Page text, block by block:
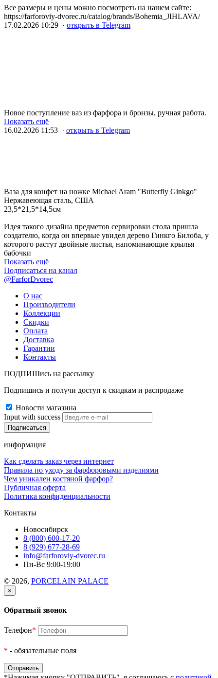
Все размеры и цены можно посмотреть на нашем сайте:
https://farforoviy-dvorec.ru/catalog/brands/Bohemia_JIHLAVA/
17.02.2026 10:29 · открыть в Telegram
Новое поступление ваз из фарфора и бронзы, ручная работа.
Показать ещё
16.02.2026 11:53 · открыть в Telegram
Ваза для конфет на ножке Michael Aram "Butterfly Ginkgo"
Нержавеющая сталь, США
23,5*21,5*14,5см
Идея такого дизайна предметов сервировки стола пришла
создателю, когда он впервые увидел дерево Гинкго Билоба, у
которого растут двойные листья, напоминающие крылья
бабочки
Показать ещё
Подписаться на канал
@FarforDvorec
О нас
Производители
Коллекции
Скидки
Оплата
Доставка
Гарантии
Контакты
ПОДПИШись на рассылку
Подпишись и получи доступ к скидкам и распродаже
Новости магазина
Input with success
информация
Как сделать заказ через интернет
Правила по уходу за фарфоровыми изделиями
Чем уникален костяной фарфор?
Публичная оферта
Политика конфиденциальности
Контакты
Новосибирск
8 (800) 600-17-20
8 (929) 677-28-69
info@farforoviy-dvorec.ru
Пн-Вс 9:00-19:00
© 2026, PORCELAIN PALACE
×
Обратный звонок
Телефон*
* - обязательные поля